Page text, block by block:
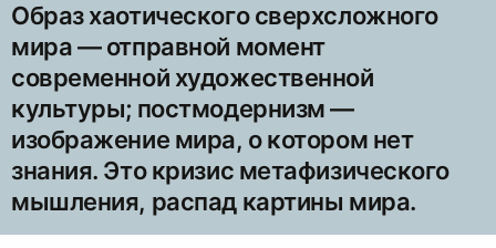
Образ хаотического сверхсложного
мира — отправной момент
современной художественной
культуры; постмодернизм —
изображение мира, о котором нет
знания. Это кризис метафизического
мышления, распад картины мира.